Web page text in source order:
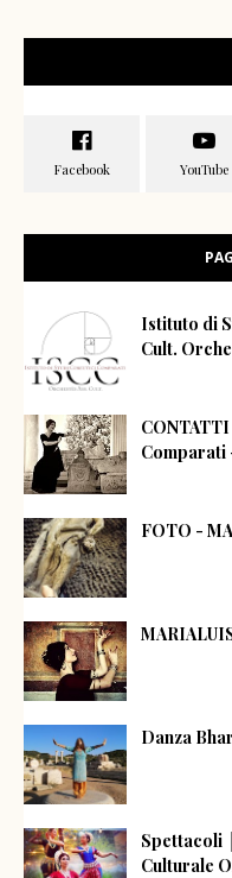
Istituto di
Cult.
Comparati
FOTO -
Danza
Spettacoli
Culturale